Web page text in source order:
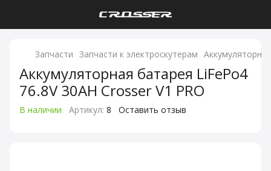
Запчасти Запчасти к электроскутерам
Аккумуляторная батарея LiFePo4
76.8V 30AH Crosser V1 PRO
В наличии Артикул: 8 Оставить отзыв